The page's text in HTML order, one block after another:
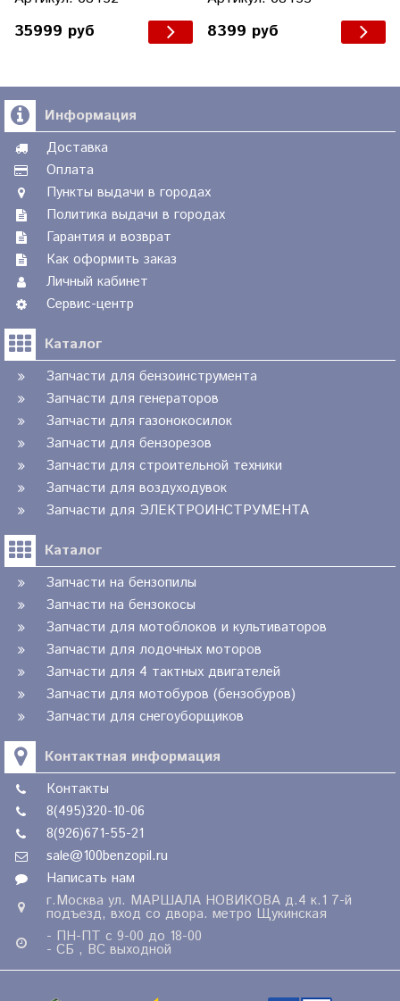
35999 руб 8399 руб
Информация
Доставка
Оплата
Пункты выдачи в городах
Политика выдачи в городах
Гарантия и возврат
Как оформить заказ
Личный кабинет
Сервис-центр
Каталог
Запчасти для бензоинструмента
Запчасти для генераторов
Запчасти для газонокосилок
Запчасти для бензорезов
Запчасти для строительной техники
Запчасти для воздуходувок
Запчасти для ЭЛЕКТРОИНСТРУМЕНТА
Каталог
Запчасти на бензопилы
Запчасти на бензокосы
Запчасти для мотоблоков и культиваторов
Запчасти для лодочных моторов
Запчасти для 4 тактных двигателей
Запчасти для мотобуров (бензобуров)
Запчасти для снегоуборщиков
Контактная информация
Контакты
8(495)320-10-06
8(926)671-55-21
sale@100benzopil.ru
Написать нам
г.Москва ул. МАРШАЛА НОВИКОВА д.4 к.1 7-й
подъезд, вход со двора. метро Щукинская
- ПН-ПТ с 9-00 до 18-00
- СБ , ВС выходной